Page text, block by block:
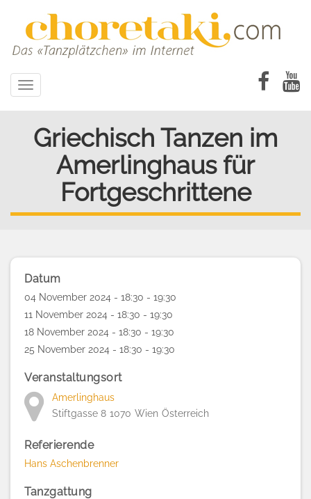
Toggle
navigation
Griechisch Tanzen im
Amerlinghaus für
Fortgeschrittene
Datum
04 November 2024 - 18:30 - 19:30
11 November 2024 - 18:30 - 19:30
18 November 2024 - 18:30 - 19:30
25 November 2024 - 18:30 - 19:30
Veranstaltungsort
Amerlinghaus
Stiftgasse 8 1070 Wien Österreich
Referierende
Hans Aschenbrenner
Tanzgattung